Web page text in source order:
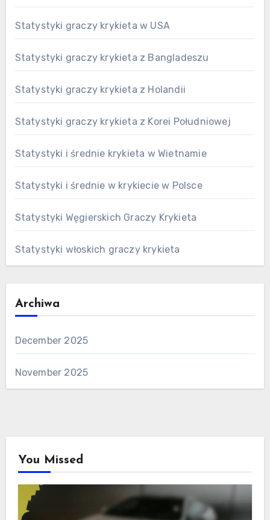
Statystyki graczy krykieta w USA
Statystyki graczy krykieta z Bangladeszu
Statystyki graczy krykieta z Holandii
Statystyki graczy krykieta z Korei Południowej
Statystyki i średnie krykieta w Wietnamie
Statystyki i średnie w krykiecie w Polsce
Statystyki Węgierskich Graczy Krykieta
Statystyki włoskich graczy krykieta
Archiwa
December 2025
November 2025
You Missed